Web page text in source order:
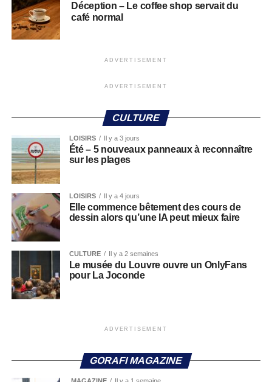
Déception – Le coffee shop servait du
café normal
ADVERTISEMENT
ADVERTISEMENT
CULTURE
LOISIRS Il y a 3 jours
Été – 5 nouveaux panneaux à reconnaître
sur les plages
LOISIRS Il y a 4 jours
Elle commence bêtement des cours de
dessin alors qu’une IA peut mieux faire
CULTURE Il y a 2 semaines
Le musée du Louvre ouvre un OnlyFans
pour La Joconde
ADVERTISEMENT
GORAFI MAGAZINE